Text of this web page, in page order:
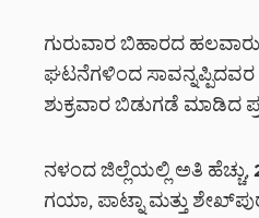
ಗುರುವಾರ ಬಿಹಾರದ
ಘಟನೆಗಳಿಂದ ಸಾವನ್ನಪ್ಪಿದವರ
ಶುಕ್ರವಾರ ಬಿಡುಗಡೆ ಮಾಡಿದ
ನಳಂದ ಜಿಲ್ಲೆಯಲ್ಲಿ ಅತಿ
ಗಯಾ, ಪಾಟ್ನಾ ಮತ್ತು